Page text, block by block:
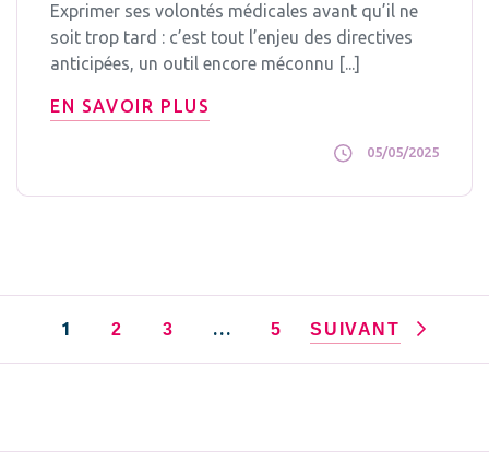
Exprimer ses volontés médicales avant qu’il ne
soit trop tard : c’est tout l’enjeu des directives
anticipées, un outil encore méconnu [...]
EN SAVOIR PLUS
05/05/2025
1 2 3 … 5 SUIVANT